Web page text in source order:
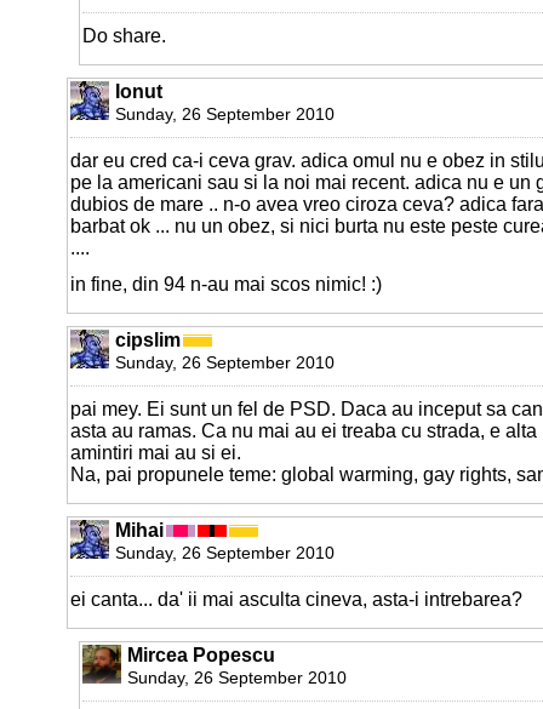
Do share.
Ionut
Sunday, 26 September 2010
dar eu cred ca-i ceva grav. adica omul nu e obez in
pe la americani sau si la noi mai recent. adica nu e un
dubios de mare .. n-o avea vreo ciroza ceva? adica
barbat ok ... nu un obez, si nici burta nu este peste
....
in fine, din 94 n-au mai scos nimic! :)
cipslim
Sunday, 26 September 2010
pai mey. Ei sunt un fel de PSD. Daca au inceput sa
asta au ramas. Ca nu mai au ei treaba cu strada, e
amintiri mai au si ei.
Na, pai propunele teme: global warming, gay rights,
Mihai
Sunday, 26 September 2010
ei canta... da' ii mai asculta cineva, asta-i intrebarea?
Mircea Popescu
Sunday, 26 September 2010